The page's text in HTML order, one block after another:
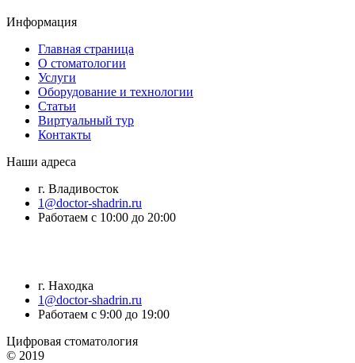
Информация
Главная страница
О стоматологии
Услуги
Оборудование и технологии
Статьи
Виртуальный тур
Контакты
Наши адреса
г. Владивосток
1@doctor-shadrin.ru
Работаем с 10:00 до 20:00
г. Находка
1@doctor-shadrin.ru
Работаем с 9:00 до 19:00
Цифровая стоматология
© 2019